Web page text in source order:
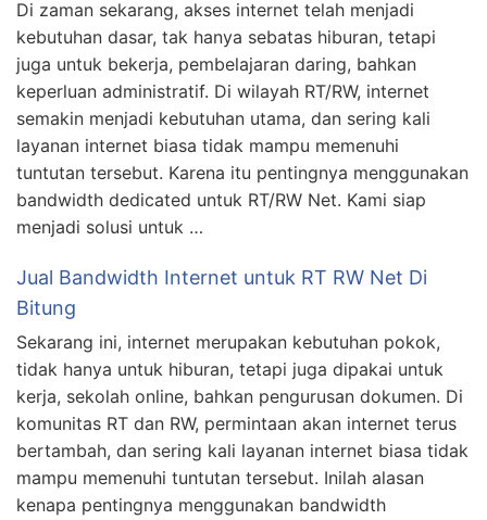
Di zaman sekarang, akses internet telah menjadi
kebutuhan dasar, tak hanya sebatas hiburan, tetapi
juga untuk bekerja, pembelajaran daring, bahkan
keperluan administratif. Di wilayah RT/RW, internet
semakin menjadi kebutuhan utama, dan sering kali
layanan internet biasa tidak mampu memenuhi
tuntutan tersebut. Karena itu pentingnya menggunakan
bandwidth dedicated untuk RT/RW Net. Kami siap
menjadi solusi untuk …
Jual Bandwidth Internet untuk RT RW Net Di
Bitung
Sekarang ini, internet merupakan kebutuhan pokok,
tidak hanya untuk hiburan, tetapi juga dipakai untuk
kerja, sekolah online, bahkan pengurusan dokumen. Di
komunitas RT dan RW, permintaan akan internet terus
bertambah, dan sering kali layanan internet biasa tidak
mampu memenuhi tuntutan tersebut. Inilah alasan
kenapa pentingnya menggunakan bandwidth